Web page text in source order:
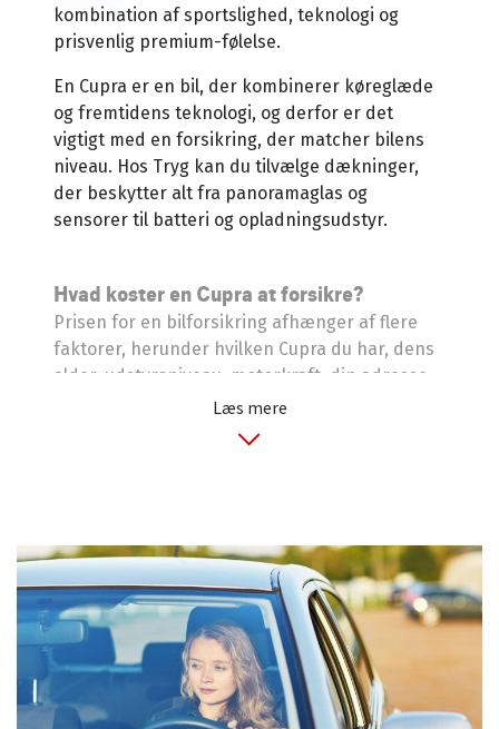
kombination af sportslighed, teknologi og
prisvenlig premium-følelse.
En Cupra er en bil, der kombinerer køreglæde
og fremtidens teknologi, og derfor er det
vigtigt med en forsikring, der matcher bilens
niveau. Hos Tryg kan du tilvælge dækninger,
der beskytter alt fra panoramaglas og
sensorer til batteri og opladningsudstyr.
Hvad koster en Cupra at forsikre?
Prisen for en bilforsikring afhænger af flere
faktorer, herunder hvilken Cupra du har, dens
alder, udstyrsniveau, motorkraft, din adresse
Derudover spiller både antallet af kilometer du
pris, men til gengæld skal du ikke budgettere
med at selv skulle betale et stort beløb, hvis du
får en skade.
I vores beregner har du selv stor indflydelse
på, hvor mange kilometer du kører, samt
hvilken selvrisiko du ønsker.
Læs mere